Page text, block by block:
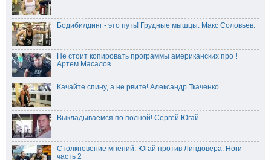
Бодибилдинг - это путь! Грудные мышцы. Макс Соловьев.
Не стоит копировать программы американских про !
Артем Масалов.
Качайте спину, а не рвите! Александр Ткаченко.
Выкладываемся по полной! Сергей Югай
Столкновение мнений. Югай против Линдовера. Ноги
часть 2